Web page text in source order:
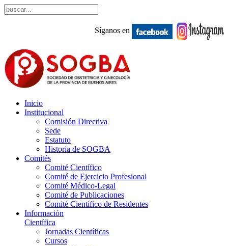
Síganos en
Inicio
Institucional
Comisión Directiva
Sede
Estatuto
Historia de SOGBA
Comités
Comité Científico
Comité de Ejercicio Profesional
Comité Médico-Legal
Comité de Publicaciones
Comité Científico de Residentes
Información
Científica
Jornadas Científicas
Cursos